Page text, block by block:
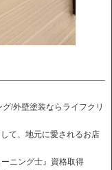
/外壁塗装ならライフクリ
て、地元に愛されるお店
ニング士』資格取得